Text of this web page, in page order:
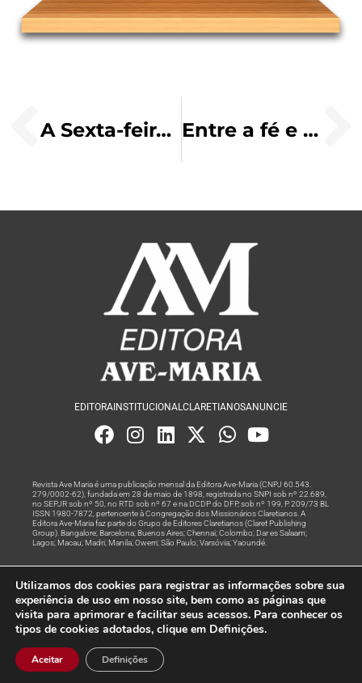
A Sexta-feira Santa: mistério da nossa redenção Entre a fé e a tradição: costumes populares revelam a riqueza da Semana Santa no Brasil
EDITORA INSTITUCIONALCLARETIANOSANUNCIE
Revista Ave Maria é uma publicação mensal da Editora Ave-Maria (CNPJ 60.543.
279/0002-62), fundada em 28 de maio de 1898, registrada no SNPI sob nº 22.689,
no SEPJR sob nº 50, no RTD sob nº 67 e na DCDP do DFP, sob nº 199, P. 209/73 BL
ISSN 1980-7872, pertencente à Congregação dos Missionários Claretianos. A
Editora Ave-Maria faz parte do Grupo de Editores Claretianos (Claret Publishing
Group). Bangalore; Barcelona; Buenos Aires; Chennai; Colombo; Dar es Salaam;
Lagos; Macau; Madri; Manila; Owerri; São Paulo; Varsóvia; Yaoundé.
Rede
© Todos os Direitos Reservados
Utilizamos dos cookies para registrar as informações sobre sua
experiência de uso em nosso site, bem como as páginas que
visita para aprimorar e facilitar seus acessos. Para conhecer os
tipos de cookies adotados, clique em Definições.
Aceitar Definições